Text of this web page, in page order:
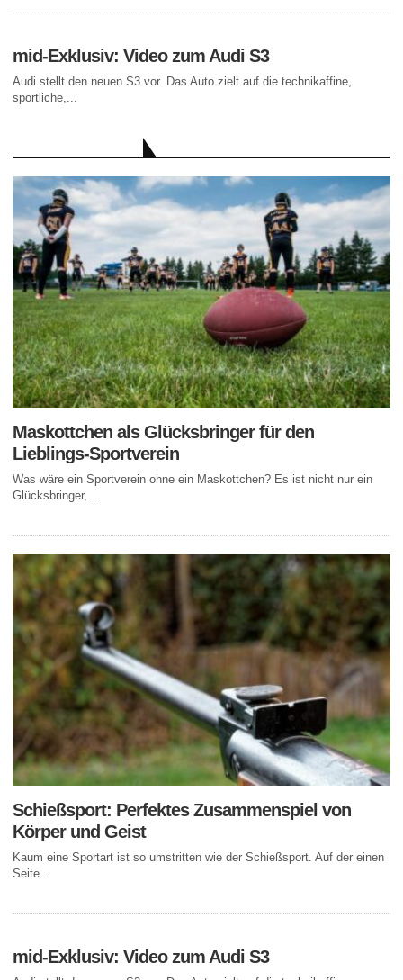
mid-Exklusiv: Video zum Audi S3
Audi stellt den neuen S3 vor. Das Auto zielt auf die technikaffine,
sportliche,...
Maskottchen als Glücksbringer für den
Lieblings-Sportverein
Was wäre ein Sportverein ohne ein Maskottchen? Es ist nicht nur ein
Glücksbringer,...
Schießsport: Perfektes Zusammenspiel von
Körper und Geist
Kaum eine Sportart ist so umstritten wie der Schießsport. Auf der einen
Seite...
mid-Exklusiv: Video zum Audi S3